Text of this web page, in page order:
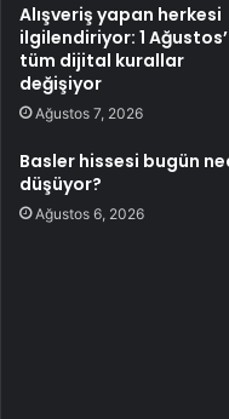
Alışveriş yapan herkesi
ilgilendiriyor: 1
tüm dijital kurallar
değişiyor
Ağustos 7, 2026
Basler hissesi bugün
düşüyor?
Ağustos 6, 2026